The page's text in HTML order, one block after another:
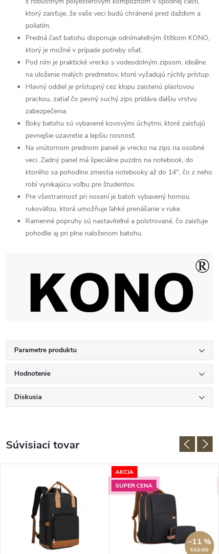
ktorý zaisťuje, že vaše veci budú chránené pred dažďom a
poliatím.
Predná časť batohu disponuje odnímateľným štítkom KONO,
ktorý je možné v prípade potreby sňať.
Pod ním je praktické vrecko s vodeodolným zipsom, ideálne
na uloženie malých predmetov, ktoré vyžadujú rýchly prístup.
Hlavný oddiel je prístupný cez klopu zaistenú plastovou
prackou, zatiaľ čo pevný suchý zips pridáva ďalšiu vrstvu
zabezpečenia.
Boky batohu sú vybavené kovovými úchytmi, ktoré zaisťujú
pevnejšie uzavretie a lepšiu nosnosť.
Na vnútornom prednom paneli je vrecko na zips na osobné
veci. Zadný panel má špeciálne puzdro na notebook, do
ktorého sa pohodlne zmestia notebooky až do 14", čo z neho
robí vynikajúcu voľbu pre študentov.
Pre všestrannosť pri nosení je batoh vybavený hornou
rukoväťou, ktorá umožňuje ľahké prenášanie v ruke.
Ramenné popruhy sú nastaviteľné a polstrované, čo zaisťuje
pohodlie aj pri plne naloženom batohu.
Parametre produktu
Hodnotenie
Diskusia
Súvisiaci tovar
AKCIA
SUPER CENA
€32,90
–11 %